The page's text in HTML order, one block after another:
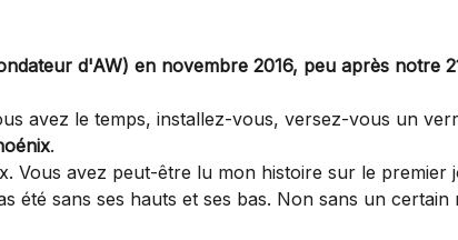
d'AW) en novembre 2016, peu après notre
avez le temps, installez-vous, versez-vous un
.
Vous avez peut-être lu mon histoire sur le premier
été sans ses hauts et ses bas. Non sans un